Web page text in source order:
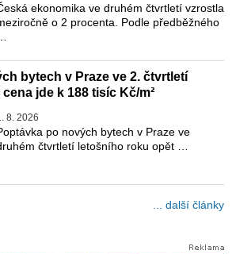
ekonomika ve druhém čtvrtletí vzrostla
o 2 procenta. Podle předběžného
bytech v Praze ve 2. čtvrtletí
jde k 188 tisíc Kč/m²
8. 2026
po nových bytech v Praze ve
čtvrtletí letošního roku opět …
... další články